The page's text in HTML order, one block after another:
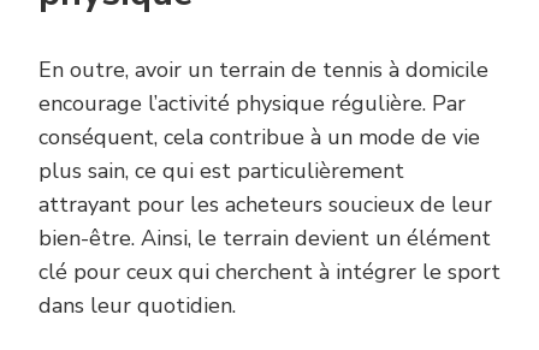
En outre, avoir un terrain de tennis à domicile
encourage l’activité physique régulière. Par
conséquent, cela contribue à un mode de vie
plus sain, ce qui est particulièrement
attrayant pour les acheteurs soucieux de leur
bien-être. Ainsi, le terrain devient un élément
clé pour ceux qui cherchent à intégrer le sport
dans leur quotidien.